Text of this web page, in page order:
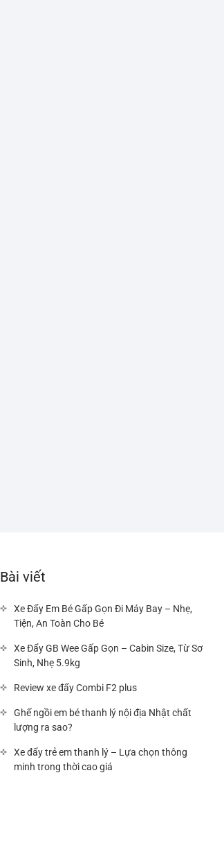
Bài viết
Xe Đẩy Em Bé Gấp Gọn Đi Máy Bay – Nhẹ,
Tiện, An Toàn Cho Bé
Xe Đẩy GB Wee Gấp Gọn – Cabin Size, Từ Sơ
Sinh, Nhẹ 5.9kg
Review xe đẩy Combi F2 plus
Ghế ngồi em bé thanh lý nội địa Nhật chất
lượng ra sao?
Xe đẩy trẻ em thanh lý – Lựa chọn thông
minh trong thời cao giá